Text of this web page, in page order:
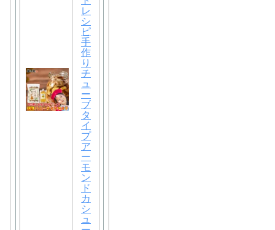
レ
シ
ピ
手
作
り
チ
ュ
ー
ブ
タ
イ
プ
ア
ー
モ
ン
ド
カ
シ
ュ